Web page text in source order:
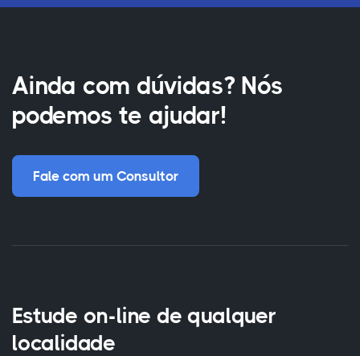
Ainda com dúvidas? Nós
podemos te ajudar!
Fale com um Consultor
Estude on-line de qualquer
localidade